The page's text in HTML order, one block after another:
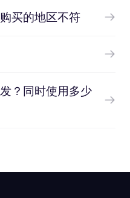
买的地区不符
？同时使用多少